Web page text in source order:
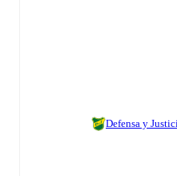
Defensa y